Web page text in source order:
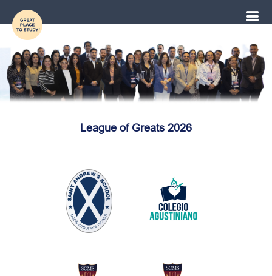
League of Greats 2026